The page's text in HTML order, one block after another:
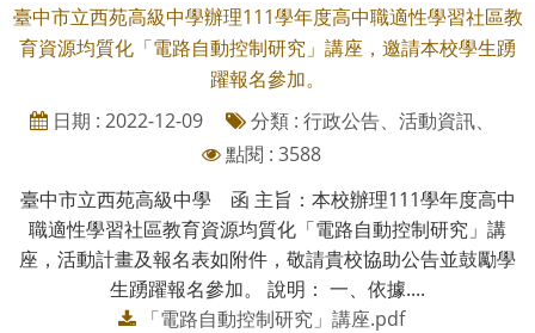
臺中市立西苑高級中學辦理111學年度高中職適性學習社區教
育資源均質化「電路自動控制研究」講座，邀請本校學生踴
躍報名參加。
日期 : 2022-12-09
分類 : 行政公告、活動資訊、
點閱 : 3588
臺中市立西苑高級中學 函 主旨：本校辦理111學年度高中
職適性學習社區教育資源均質化「電路自動控制研究」講
座，活動計畫及報名表如附件，敬請貴校協助公告並鼓勵學
生踴躍報名參加。 說明： 一、依據....
「電路自動控制研究」講座.pdf